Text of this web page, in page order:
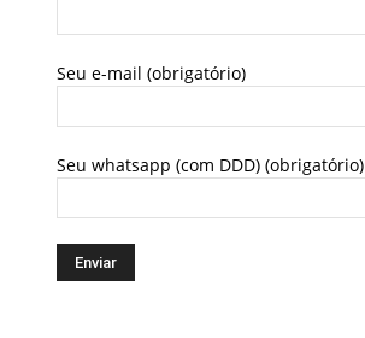
Seu e-mail (obrigatório)
Seu whatsapp (com DDD) (obrigatório)